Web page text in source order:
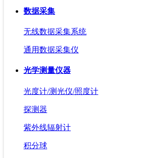
数据采集
无线数据采集系统
通用数据采集仪
光学测量仪器
光度计/测光仪/照度计
探测器
紫外线辐射计
积分球